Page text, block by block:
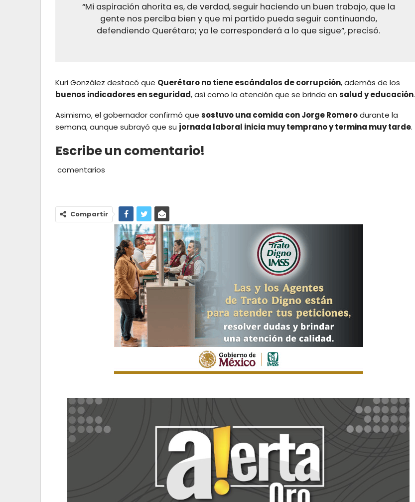
“Mi aspiración ahorita es, de verdad, seguir haciendo un buen trabajo, que la
gente nos perciba bien y que mi partido pueda seguir continuando,
defendiendo Querétaro; ya le corresponderá a lo que sigue”, precisó.
Kuri González destacó que Querétaro no tiene escándalos de corrupción, además de los
buenos indicadores en seguridad, así como la atención que se brinda en salud y educación.
Asimismo, el gobernador confirmó que sostuvo una comida con Jorge Romerodurante la
semana, aunque subrayó que su jornada laboral inicia muy temprano y termina muy tarde.
Escribe un comentario!
comentarios
Compartir